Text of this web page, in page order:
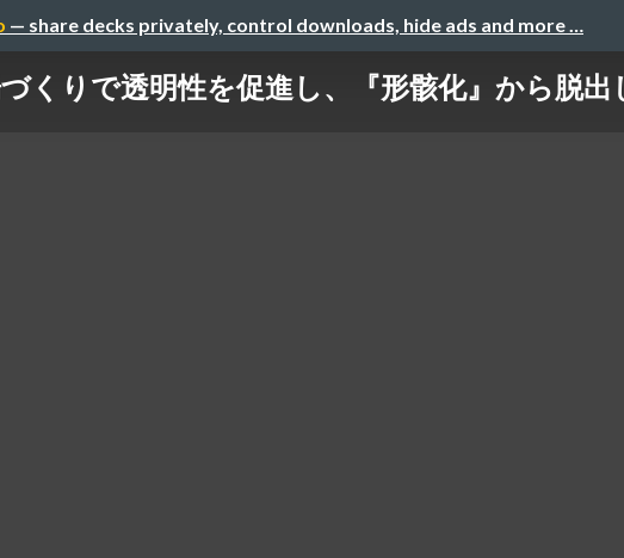
— share decks privately, control downloads, hide ads and more …
くりで透明性を促進し、『形骸化』から脱出